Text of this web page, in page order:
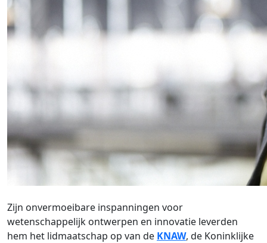
Zijn onvermoeibare inspanningen voor
wetenschappelijk ontwerpen en innovatie leverden
hem het lidmaatschap op van de KNAW, de Koninklijke